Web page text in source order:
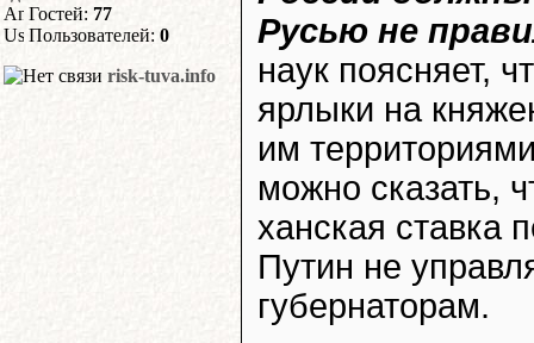
Гостей: 77
Пользователей: 0
risk-tuva.info
Русью не
наук поясняет,
ярлыки на
им
можно сказать,
ханская ставка
Путин не
губернаторам.